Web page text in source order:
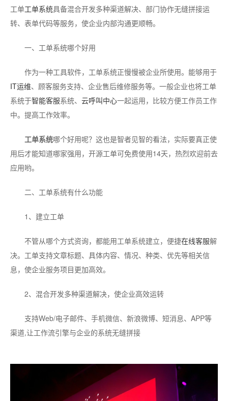
工单工单系统具备混合开发多种渠道解决、部门协作无缝拼接运
转、表单代码等服务，使企业内部沟通更顺畅。
一、工单系统哪个好用
作为一种工具软件，工单系统正慢慢被企业所使用。能够用于
IT运维、顾客服务支持、企业售后维修服务等。一般企业也将工单
系统于智能客服系统、 云呼叫中心一起运用，比较方便工作员工作
中。提高工作效率。
工单系统哪个好用呢？这也是智者见智的看法，实际要真正使
用后才能知道哪家强用，开源工单可免费使用14天，热烈欢迎前去
应用哟。
二、工单系统有什么功能
1、建立工单
不管从哪个方式资询，都能用工单系统建立，便捷在线客服解
决。工单支持文章标题、具体内容、情况、种类、优先等相关信
息，使企业服务项目更加高效。
2、混合开发多种渠道解决，使企业高效运转
支持Web/电子邮件、手机微信、新浪微博、短消息、APP等
渠道,让工作流引擎与企业的系统无缝拼接